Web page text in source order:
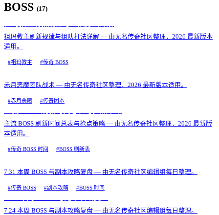
BOSS (17)
祖玛教主刷新规律与组队打法详解 — 由无名传奇社区整理，2026 最新版本
适用。
#祖玛教主 #传奇 BOSS
赤月恶魔团队战术 — 由无名传奇社区整理，2026 最新版本适用。
#赤月恶魔 #传奇团本
主流 BOSS 刷新时间总表与抢点策略 — 由无名传奇社区整理，2026 最新版
本适用。
#传奇 BOSS 时间 #BOSS 刷新表
7.31 本周 BOSS 与副本攻略复盘 — 由无名传奇社区编辑组每日整理。
#传奇 BOSS #副本攻略 #BOSS 时间
7.24 本周 BOSS 与副本攻略复盘 — 由无名传奇社区编辑组每日整理。